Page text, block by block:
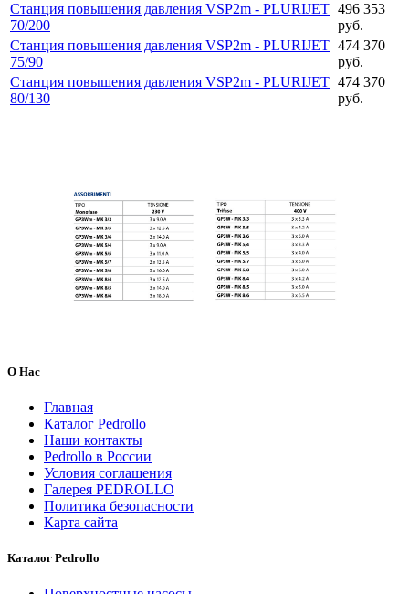
Станция повышения давления VSP2m - PLURIJET
70/200
496 353
руб.
Станция повышения давления VSP2m - PLURIJET
75/90
474 370
руб.
Станция повышения давления VSP2m - PLURIJET
80/130
474 370
руб.
О Нас
Главная
Каталог Pedrollo
Наши контакты
Pedrollo в России
Условия соглашения
Галерея PEDROLLO
Политика безопасности
Карта сайта
Каталог Pedrollo